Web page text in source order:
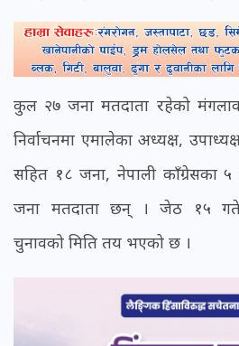
कुल २७ जना मतदाता रहेको
निर्वाचनमा एमालेका अध्यक्ष,
सहित १८ जना, नेपाली काँग्रेसका ५
जना मतदाता छन् । जेठ १५ गते
चुनावको मिति तय भएको छ ।